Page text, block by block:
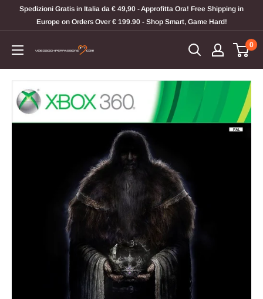
Spedizioni Gratis in Italia da € 49,90 - Approfitta Ora! Free Shipping in
Europe on Orders Over € 199.90 - Shop Smart, Game Hard!
Videogiochi
Per
Passione
0